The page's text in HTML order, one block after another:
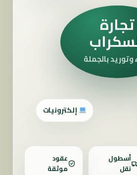
تجارة
وتوريد بالجملة
إلكترونيات
أسطول
نقل
عقود
موثقة